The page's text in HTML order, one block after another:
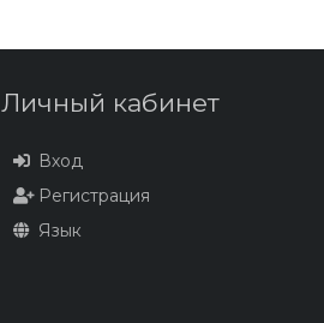
Личный кабинет
Вход
Регистрация
Язык